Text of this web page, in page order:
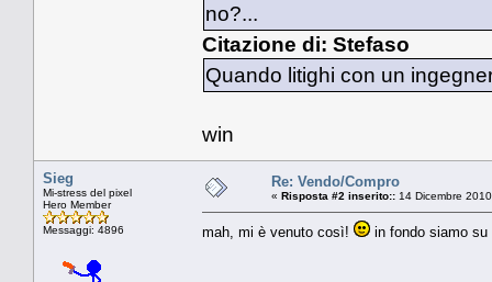
no?...
Citazione di: Stefaso
Quando litighi con un
win
Sieg
Mi-stress del pixel
Hero Member
Messaggi: 4896
Re: Vendo/Compro
« Risposta #2 inserito:: 14 Dicembre
mah, mi è venuto così! in fondo siamo